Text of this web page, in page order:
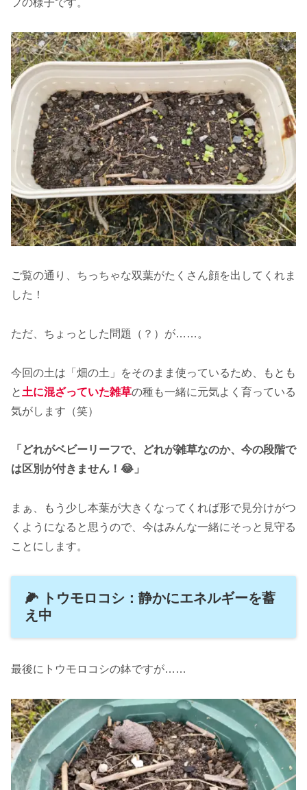
フの様子です。
ご覧の通り、ちっちゃな双葉がたくさん顔を出してくれま
した！
ただ、ちょっとした問題（？）が……。
今回の土は「畑の土」をそのまま使っているため、もとも
と 土に混ざっていた雑草の種も一緒に元気よく育っている
気がします（笑）
「どれがベビーリーフで、どれが雑草なのか、今の段階で
は区別が付きません！😂」
まぁ、もう少し本葉が大きくなってくれば形で見分けがつ
くようになると思うので、今はみんな一緒にそっと見守る
ことにします。
🌽 トウモロコシ：静かにエネルギーを蓄
え中
最後にトウモロコシの鉢ですが……